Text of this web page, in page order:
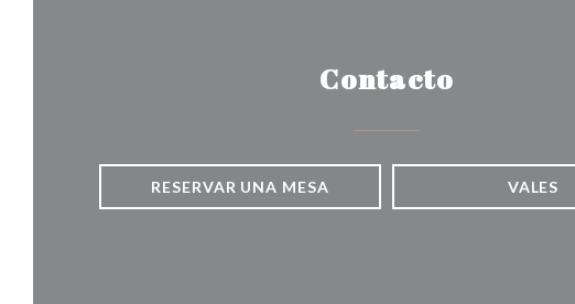
Contacto
RESERVAR UNA MESA VALES